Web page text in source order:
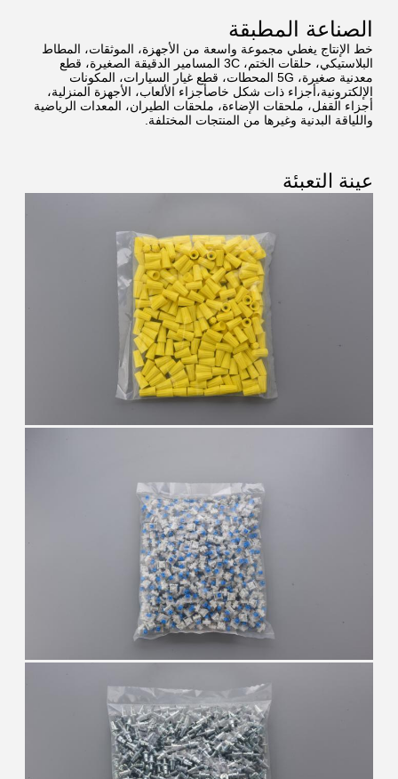
الصناعة المطبقة
خط الإنتاج يغطي مجموعة واسعة من الأجهزة، الموثقات، المطاط
البلاستيكي، حلقات الختم، 3C المسامير الدقيقة الصغيرة، قطع
معدنية صغيرة، 5G المحطات، قطع غيار السيارات، المكونات
الإلكترونية،أجزاء ذات شكل خاصأجزاء الألعاب، الأجهزة المنزلية،
أجزاء القفل، ملحقات الإضاءة، ملحقات الطيران، المعدات الرياضية
واللياقة البدنية وغيرها من المنتجات المختلفة.
عينة التعبئة